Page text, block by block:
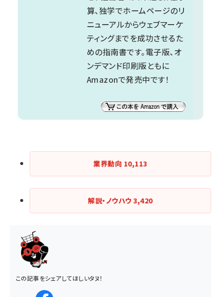
算、独学でホームページのリ
ニューアルからウェブマーケ
ティングまでを成功させるた
めの指南書です。電子版、オ
ンデマンド印刷版ともに
Amazonで発売中です！
業界動向 10,113
解説・ノウハウ3,420
この記事をシェアしてほしいタヌ！